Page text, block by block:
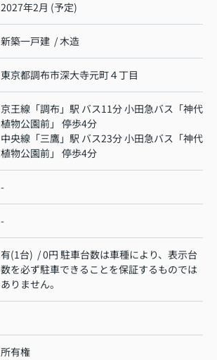
2027年2月 (予定)
新築一戸建 / 木造
東京都調布市深大寺元町４丁目
京王線 「調布 」駅 バス11分 小田急バス「神代
植物公園前」 停歩4分
中央線 「三鷹」駅 バス23分 小田急バス「神代
植物公園前」 停歩4分
-
-
有(1台) / 0円 駐車台数は車種により、表示台
数を必ず駐車できることを保証するものでは
ありません。
所有権